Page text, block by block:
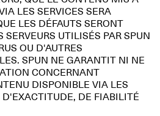
LES SERVICES SERA
LES DÉFAUTS SERONT
SERVEURS UTILISÉS PAR SPUN
OU D'AUTRES
SPUN NE GARANTIT NI NE
CONCERNANT
DISPONIBLE VIA LES
DE FIABILITÉ